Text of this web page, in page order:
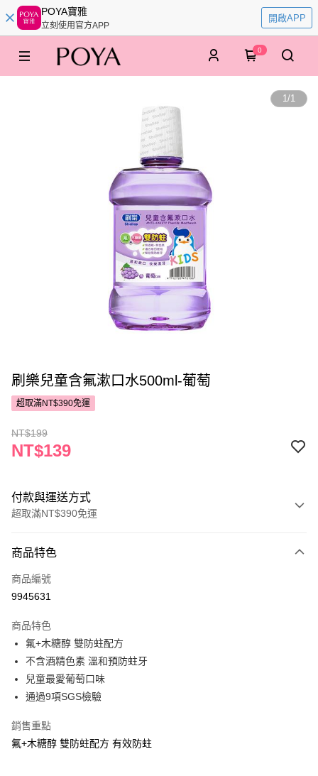
POYA寶雅
立刻使用官方APP
開啟APP
0
1/1
刷樂兒童含氟漱口水500ml-葡萄
超取滿NT$390免運
NT$199
NT$139
付款與運送方式
超取滿NT$390免運
POYA支付
信用卡一次付款
LINE Pay
Apple Pay
街口支付
悠遊付
Google Pay
商品特色
商品編號
9945631
商品特色
氟+木糖醇 雙防蛀配方
不含酒精色素 溫和預防蛀牙
兒童最愛葡萄口味
通過9項SGS檢驗
銷售重點
氟+木糖醇 雙防蛀配方 有效防蛀